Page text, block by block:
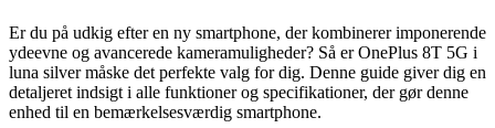
Er du på udkig efter en ny smartphone, der kombinerer imponerende
ydeevne og avancerede kameramuligheder? Så er OnePlus 8T 5G i
luna silver måske det perfekte valg for dig. Denne guide giver dig en
detaljeret indsigt i alle funktioner og specifikationer, der gør denne
enhed til en bemærkelsesværdig smartphone.